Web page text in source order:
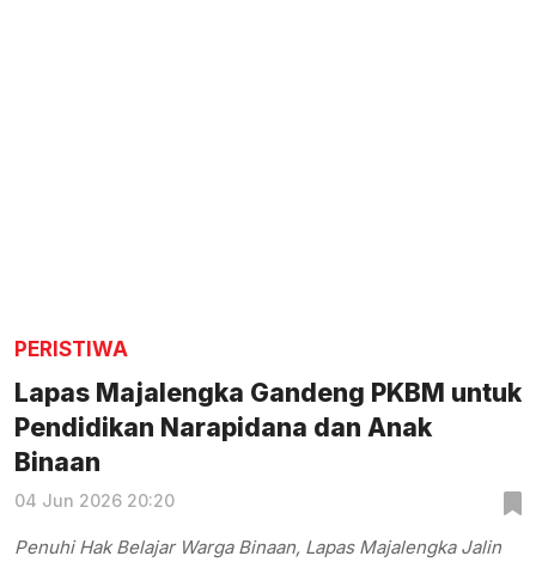
PERISTIWA
Lapas Majalengka Gandeng PKBM untuk
Pendidikan Narapidana dan Anak
Binaan
04 Jun 2026 20:20
Penuhi Hak Belajar Warga Binaan, Lapas Majalengka Jalin